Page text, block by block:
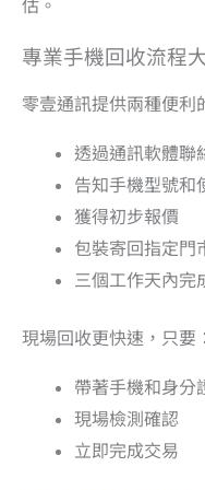
估。
專業手機回收流程
零壹通訊提供兩種便利
透過通訊軟體聯
告知手機型號和
獲得初步報價
包裝寄回指定門
三個工作天內完
現場回收更快速，只要：
帶著手機和身分
現場檢測確認
立即完成交易